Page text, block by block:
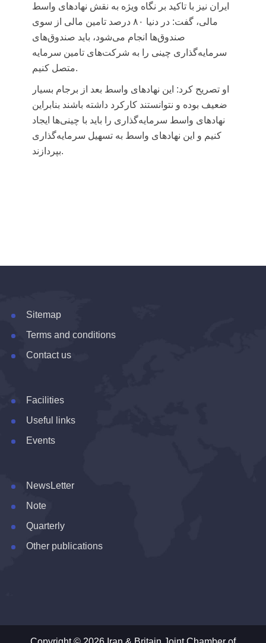
ایران نیز با تاکید بر نگاه ویژه به نقش نهادهای واسط
مالی، گفت: در دنیا ۸۰ درصد تامین مالی از سوی
صندوق‌ها انجام می‌شود، باید صندوق‌های
سرمایه‌گذاری چینی را به شرکت‌های تامین سرمایه
متصل کنیم.
او تصریح کرد: این نهادهای واسط بعد از برجام بسیار
ضعیف بوده و نتوانستند کارکرد داشته باشند بنابراین
نهادهای واسط سرمایه‌گذاری را باید با چینی‌ها ایجاد
کنیم و این نهادهای واسط به تسهیل سرمایه‌گذاری
بپردازند.
Sitemap
Terms and conditions
Contact us
Facilities
Useful links
Events
NewsLetter
Note
Quarterly
Other publications